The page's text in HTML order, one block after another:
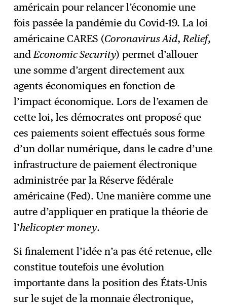
américain pour relancer l’économie une
fois passée la pandémie du Covid-19. La loi
américaine CARES (Coronavirus Aid,Relief,
andEconomic Security) permet d’allouer
une somme d’argent directement aux
agents économiques en fonction de
l’impact économique. Lors de l’examen de
cette loi, les démocrates ont proposé que
ces paiements soient effectués sous forme
d’un dollar numérique, dans le cadre d’une
infrastructure de paiement électronique
administrée par la Réserve fédérale
américaine (Fed). Une manière comme une
autre d’appliquer en pratique la théorie de
l’helicopter money.
Si finalement l’idée n’a pas été retenue, elle
constitue toutefois une évolution
importante dans la position des États-Unis
sur le sujet de la monnaie électronique,